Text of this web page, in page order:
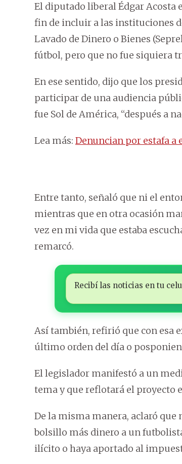
El diputado liberal Édgar Acosta
fin de incluir a las instituciones
Lavado de Dinero o Bienes
fútbol, pero que no fue siquiera
En ese sentido, dijo que los
participar de una audiencia
fue Sol de América, “después a
Lea más: Denuncian por estafa a
Entre tanto, señaló que ni el
mientras que en otra ocasión
vez en mi vida que estaba
remarcó.
Recibí las noticias en tu
Así también, refirió que con esa
último orden del día o
El legislador manifestó a un
tema y que reflotará el proyecto
De la misma manera, aclaró que
bolsillo más dinero a un
ilícito o haya aportado al